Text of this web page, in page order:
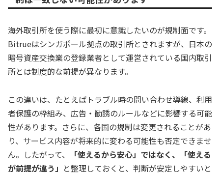
海外取引所を使う際に最初に意識したいのが規制面です。
Bitrueはシンガポール拠点の取引所とされますが、日本の
暗号資産交換業の登録業者として運営されている国内取引
所とは制度的な前提が異なります。
この違いは、たとえばトラブル時の問い合わせ導線、利用
者保護の枠組み、広告・勧誘のルールなどに影響する可能
性があります。さらに、各国の規制は変更されることがあ
り、サービス内容が将来的に変わる可能性も否定できませ
ん。したがって、
「使えるから安心」ではなく、「使える
が前提が違う」 と整理しておくと、判断が安定しやすいと